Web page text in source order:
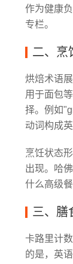
作为健康
专栏。
二、烹
烘焙术语
用于面包
择。例如
动词构成
烹饪状态
出现。哈
什么高级
三、膳
卡路里计
的是，英